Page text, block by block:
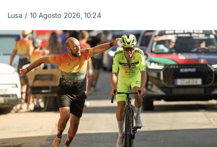
Lusa / 10 Agosto 2026, 10:24